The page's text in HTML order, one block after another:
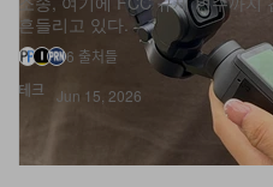
테크
6 출처들
Jun 15, 2026